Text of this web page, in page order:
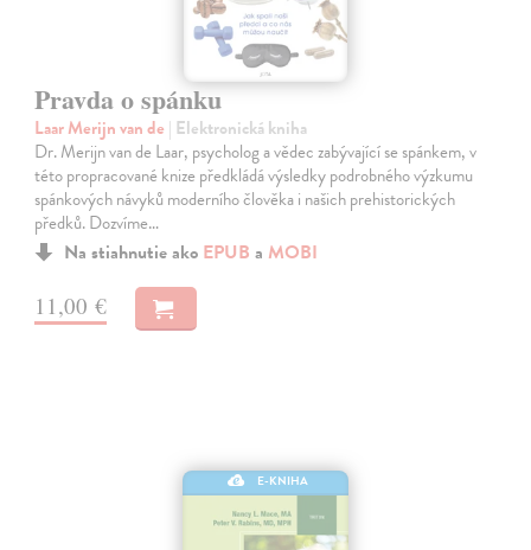
Pravda o spánku
Laar Merijn van de | Elektronická kniha
Dr. Merijn van de Laar, psycholog a vědec zabývající se spánkem, v
této propracované knize předkládá výsledky podrobného výzkumu
spánkových návyků moderního člověka i našich prehistorických
předků. Dozvíme…
Na stiahnutie ako EPUB a MOBI
11,00 €
E-KNIHA